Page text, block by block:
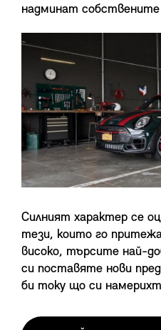
надминат
Силният характер се
тези, които го
високо, търсите най-
си поставяте нови
би току що си